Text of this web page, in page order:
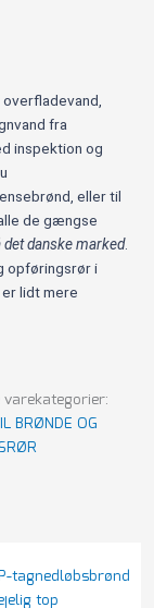
fra
inspektion og
eller til
de gængse
det danske marked.
opføringsrør i
er lidt mere
varekategorier:
BRØNDE OG